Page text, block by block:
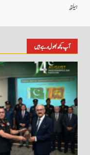
ہیلتھ
آپ کچھ بھول رہے ہیں